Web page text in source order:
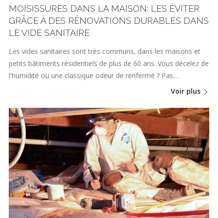
MOISISSURES DANS LA MAISON: LES ÉVITER
GRÂCE À DES RÉNOVATIONS DURABLES DANS
LE VIDE SANITAIRE
Les vides sanitaires sont très communs, dans les maisons et
petits bâtiments résidentiels de plus de 60 ans. Vous décelez de
l'humidité ou une classique odeur de renfermé ? Pas…
Voir plus